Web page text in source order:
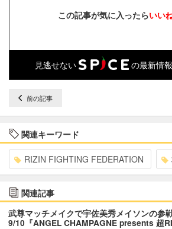
この記事が気に入ったらいい
見逃せない の最新情
前の記事
関連キーワード
RIZIN FIGHTING FEDERATION
関連記事
武尊マッチメイクで宇佐美秀メイソンの参
9/10『ANGEL CHAMPAGNE presents 超